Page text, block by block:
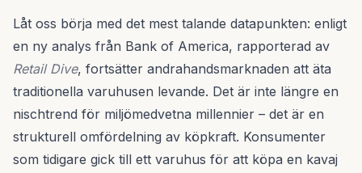
Låt oss börja med det mest talande datapunkten: enligt
en ny analys från Bank of America, rapporterad av
Retail Dive, fortsätter andrahandsmarknaden att äta
traditionella varuhusen levande. Det är inte längre en
nischtrend för miljömedvetna millennier – det är en
strukturell omfördelning av köpkraft. Konsumenter
som tidigare gick till ett varuhus för att köpa en kavaj